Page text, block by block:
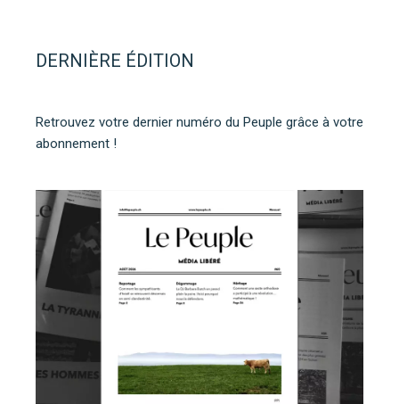
DERNIÈRE ÉDITION
Retrouvez votre dernier numéro du Peuple grâce à votre
abonnement !